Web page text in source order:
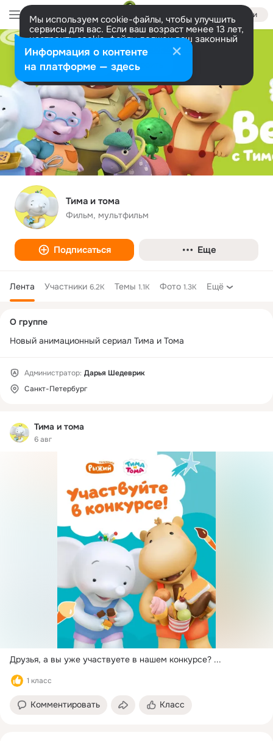
Войти
Мы используем cookie-файлы, чтобы улучшить
сервисы для вас. Если ваш возраст менее 13 лет,
настроить cookie-файлы должен ваш законный
представитель. Больше информации
Разрешить все Настроить
Тима и тома
Фильм, мультфильм
Подписаться Еще
Лента Участники 6.2K Темы 1.1K Фото 1.3K Ещё
Тима и тома
6 авг
Друзья, а вы уже участвуете в нашем конкурсе? ...
1 класс
Комментировать Класс
колонка
О группе
Новый анимационный сериал Тима и Тома
Администратор: Дарья Шедеврик
Санкт-Петербург
Информация о контенте
на платформе — здесь